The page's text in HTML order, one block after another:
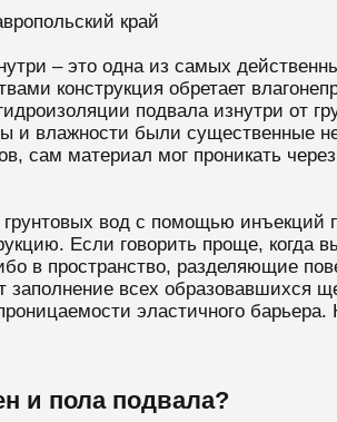
край
– это одна из самых
конструкция обретает
подвала изнутри от
и влажности были существенные
сам материал мог проникать
вод с помощью инъекций
Если говорить проще,
в пространство, разделяющие
всех образовавшихся
эластичного
и пола подвала?